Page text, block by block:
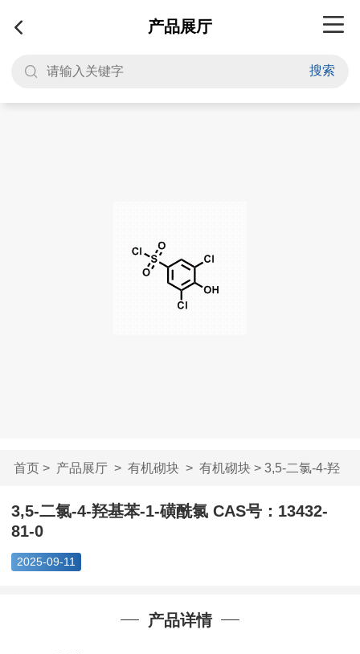
产品展厅
搜索
首页> 产品展厅> 有机砌块> 有机砌块> 3,5-二氯-4-羟
基苯-1-磺酰氯 ...
3,5-二氯-4-羟基苯-1-磺酰氯 CAS号：13432-
81-0
2025-09-11
产品详情